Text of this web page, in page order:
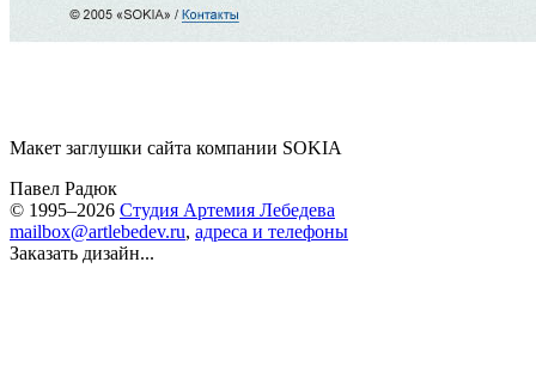
Макет заглушки сайта компании SOKIA
Павел Радюк
© 1995–2026 Студия Артемия Лебедева
mailbox@artlebedev.ru, адреса и телефоны
Заказать дизайн...